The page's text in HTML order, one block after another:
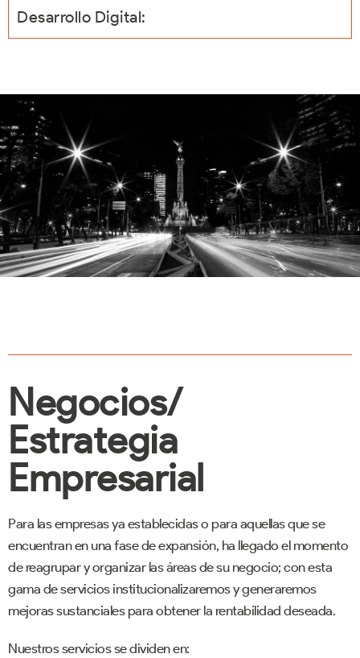
Desarrollo Digital:
Negocios/
Estrategia
Empresarial
Para las empresas ya establecidas o para aquellas que se
encuentran en una fase de expansión, ha llegado el momento
de reagrupar y organizar las áreas de su negocio; con esta
gama de servicios institucionalizaremos y generaremos
mejoras sustanciales para obtener la rentabilidad deseada.
Nuestros servicios se dividen en: